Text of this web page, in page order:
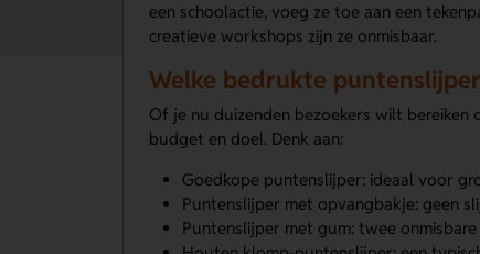
een schoolactie, voeg ze toe aan een
creatieve workshops zijn ze onmisbaar.
Welke bedrukte
Of je nu duizenden bezoekers wilt
budget en doel. Denk aan:
Goedkope puntenslijper: ideaal voor
Puntenslijper met opvangbakje: geen
Puntenslijper met gum: twee